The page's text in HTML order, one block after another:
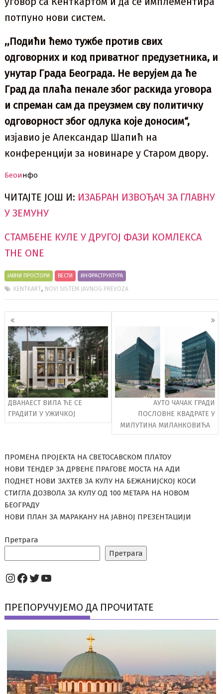
потпуно нови систем.
,,Подићи ћемо тужбе против свих
одговорних и код приватног предузетника, и
унутар Града Београда. Не верујем да ће
Град да плаћа пенале због раскида уговора
и спреман сам да преузмем сву политичку
одговорност због одлука које доносим“,
изјавио је Александар Шапић на
конференцији за новинаре у Старом двору.
Беоинфо
ЧИТАЈТЕ ЈОШ И: ИЗАБРАН ИЗВОЂАЧ ЗА ГЛАВНУ
У ЗЕМУНУ
СТАМБЕНE КУЛE У ДРУГОЈ ФАЗИ КОМЛЕКСА
THE ONE
ЈАВНИ ПРОСТОРИ ВЕСТИ ИНФРАСТРУКТУРА
KENTKART, NOVI SISTEM JAVNOG PREVOZA
Кретање
чланака
ДВАНАЕСТ ВИЛА ЋЕ СЕ
ГРАДИТИ У УЖИЧКОЈ
АУТО ЧАЧАК ГРАДИ
ПОСЛОВНЕ КВАДРАТЕ У
МИЛУТИНА МИЛАНКОВИЋА
ПРОМЕНА ПРОЈЕКТА НА СВЕТОСАВСКОМ ПЛАТОУ
НОВИ ТЕНДЕР ЗА ДРВЕНЕ ПРАГОВЕ МОСТА НА АДИ
ПОДНЕТ НОВИ ЗАХТЕВ ЗА КУЛУ НА БЕЖАНИЈСКОЈ КОСИ
СТИГЛА ДОЗВОЛА ЗА КУЛУ ОД 100 МЕТАРА НА НОВОМ
БЕОГРАДУ
НОВИ ПЛАН ЗА МАРАКАНУ НА ЈАВНОЈ ПРЕЗЕНТАЦИЈИ
Претрага
Претрага
Instagram
Facebook
Twitter
YouTube
ПРЕПОРУЧУЈЕМО ДА ПРОЧИТАТЕ